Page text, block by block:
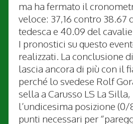
ma ha fermato il
veloce: 37,16 contro 38.67
tedesca e 40.09 del
I pronostici su questo
realizzati. La conclusione
lascia ancora di più con il
perché lo svedese Rolf
sella a Carusso LS La
l’undicesima posizione
punti necessari per